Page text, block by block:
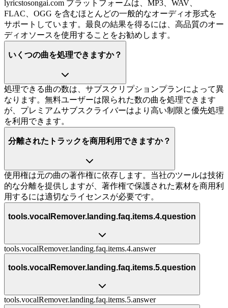
lyricstosongai.com プラットフォームは、MP3、WAV、
FLAC、OGG を含むほとんどの一般的なオーディオ形式を
サポートしています。最良の結果を得るには、高品質のオー
ディオソースを使用することをお勧めします。
いくつの曲を処理できますか？
処理できる曲の数は、サブスクリプションプランによって異
なります。無料ユーザーは限られた数の曲を処理できます
が、プレミアムサブスクライバーはより高い制限と優先処理
を利用できます。
分離されたトラックを商用利用できますか？
使用権は元の曲の著作権に依存します。当社のツールは技術
的な分離を提供しますが、著作権で保護された素材を商用利
用するには適切なライセンスが必要です。
tools.vocalRemover.landing.faq.items.4.question
tools.vocalRemover.landing.faq.items.4.answer
tools.vocalRemover.landing.faq.items.5.question
tools.vocalRemover.landing.faq.items.5.answer